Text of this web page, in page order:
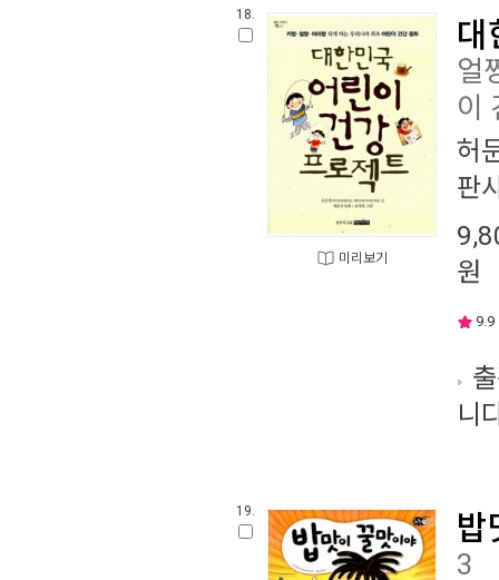
18.
미리보기
대
얼
이
허
판
원
9.9
니
19. 밥
3